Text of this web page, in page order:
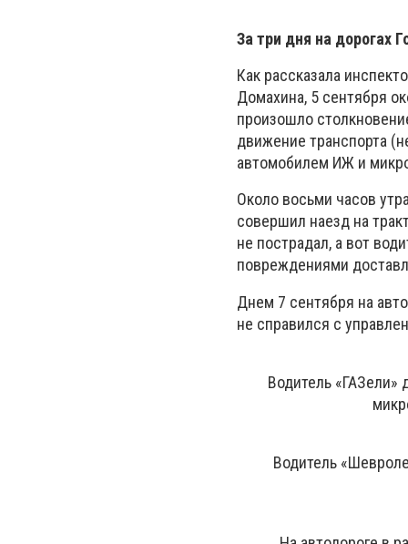
За три дня на дорогах
Как рассказала
Домахина, 5 сентября
произошло
движение транспорта
автомобилем ИЖ и
Около восьми часов
совершил наезд на
не пострадал, а вот
повреждениями
Днем 7 сентября на
не справился с
Водитель «ГАЗели»
Водитель